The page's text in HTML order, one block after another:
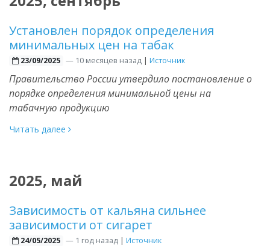
Установлен порядок определения
минимальных цен на табак
23/09/2025 —10 месяцев назад | Источник
Правительство России утвердило постановление о
порядке определения минимальной цены на
табачную продукцию
Читать далее
2025, май
Зависимость от кальяна сильнее
зависимости от сигарет
24/05/2025 —1 год назад | Источник